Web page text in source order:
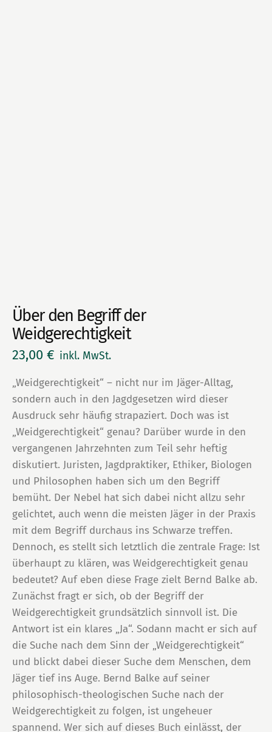
Über den Begriff der
Weidgerechtigkeit
23,00 € inkl. MwSt.
„Weidgerechtigkeit“ – nicht nur im Jäger-Alltag,
sondern auch in den Jagdgesetzen wird dieser
Ausdruck sehr häufig strapaziert. Doch was ist
„Weidgerechtigkeit“ genau? Darüber wurde in den
vergangenen Jahrzehnten zum Teil sehr heftig
diskutiert. Juristen, Jagdpraktiker, Ethiker, Biologen
und Philosophen haben sich um den Begriff
bemüht. Der Nebel hat sich dabei nicht allzu sehr
gelichtet, auch wenn die meisten Jäger in der Praxis
mit dem Begriff durchaus ins Schwarze treffen.
Dennoch, es stellt sich letztlich die zentrale Frage: Ist
überhaupt zu klären, was Weidgerechtigkeit genau
bedeutet? Auf eben diese Frage zielt Bernd Balke ab.
Zunächst fragt er sich, ob der Begriff der
Weidgerechtigkeit grundsätzlich sinnvoll ist. Die
Antwort ist ein klares „Ja“. Sodann macht er sich auf
die Suche nach dem Sinn der „Weidgerechtigkeit“
und blickt dabei dieser Suche dem Menschen, dem
Jäger tief ins Auge. Bernd Balke auf seiner
philosophisch-theologischen Suche nach der
Weidgerechtigkeit zu folgen, ist ungeheuer
spannend. Wer sich auf dieses Buch einlässt, der